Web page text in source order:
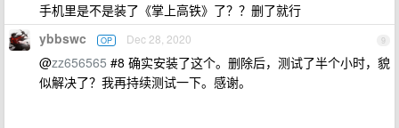
手机里是不是装了《掌上高铁》了？？删了就行
9
ybbswc OP Dec 28, 2020
@zz656565 #8 确实安装了这个。删除后，测试了半个小时，貌
似解决了？我再持续测试一下。感谢。